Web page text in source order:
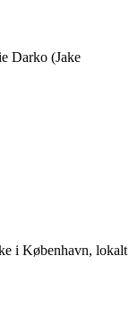
Darko (Jake
i København, lokalt